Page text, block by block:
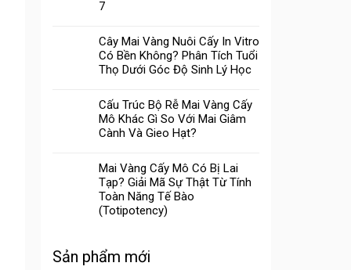
7
Cây Mai Vàng Nuôi Cấy In Vitro
Có Bền Không? Phân Tích Tuổi
Thọ Dưới Góc Độ Sinh Lý Học
Cấu Trúc Bộ Rễ Mai Vàng Cấy
Mô Khác Gì So Với Mai Giâm
Cành Và Gieo Hạt?
Mai Vàng Cấy Mô Có Bị Lai
Tạp? Giải Mã Sự Thật Từ Tính
Toàn Năng Tế Bào
(Totipotency)
Sản phẩm mới